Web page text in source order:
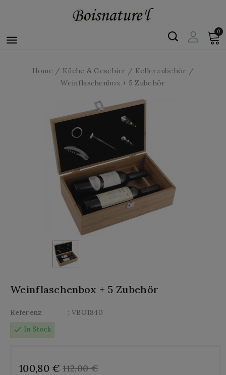

0
Home Küche & Geschirr
Kellerzubehör
Weinflaschenbox + 5 Zubehör
Weinflaschenbox + 5 Zubehör
Referenz
: VBO1840
check In Stock
100,80 € 112,00 €